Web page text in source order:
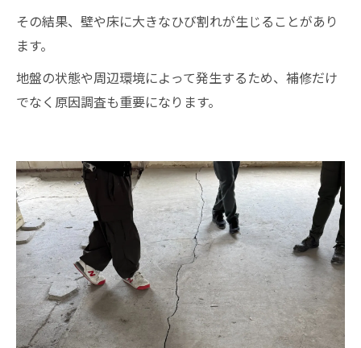
その結果、壁や床に大きなひび割れが生じることがあり
ます。
地盤の状態や周辺環境によって発生するため、補修だけ
でなく原因調査も重要になります。